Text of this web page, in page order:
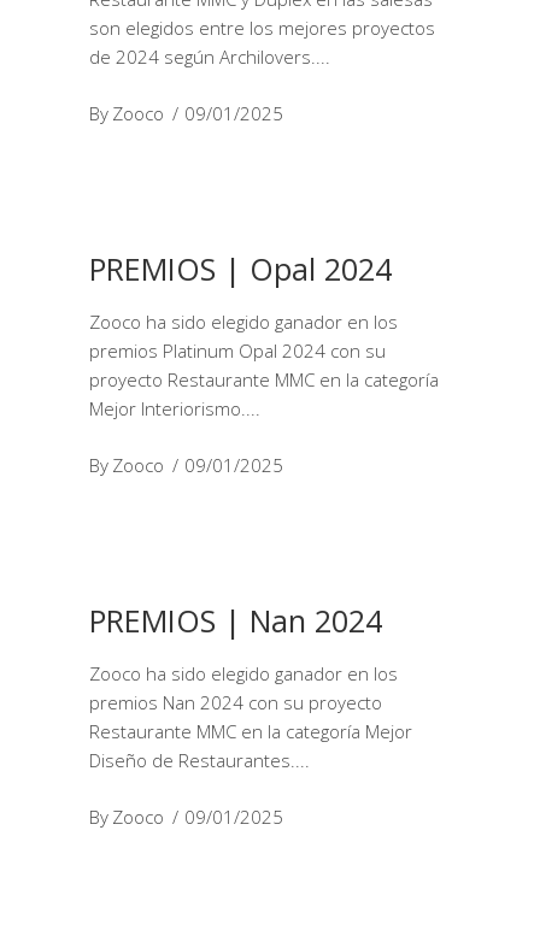
son elegidos entre los mejores proyectos
de 2024 según Archilovers.
By Zooco 09/01/2025
PREMIOS | Opal 2024
Zooco ha sido elegido ganador en los
premios Platinum Opal 2024 con su
proyecto Restaurante MMC en la categoría
Mejor Interiorismo.
By Zooco 09/01/2025
PREMIOS | Nan 2024
Zooco ha sido elegido ganador en los
premios Nan 2024 con su proyecto
Restaurante MMC en la categoría Mejor
Diseño de Restaurantes.
By Zooco 09/01/2025